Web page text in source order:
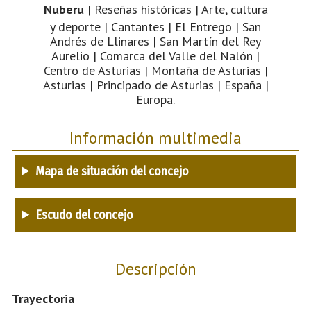
Nuberu | Reseñas históricas | Arte, cultura
y deporte | Cantantes | El Entrego | San
Andrés de Llinares | San Martín del Rey
Aurelio | Comarca del Valle del Nalón |
Centro de Asturias | Montaña de Asturias |
Asturias | Principado de Asturias | España |
Europa.
Información multimedia
Mapa de situación del concejo
Escudo del concejo
Descripción
Trayectoria